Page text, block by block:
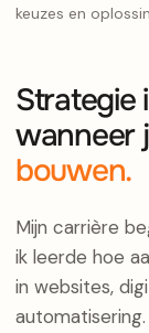
keuzes en
Strategie
wanneer
bouwen.
Mijn carrière
ik leerde hoe
in websites,